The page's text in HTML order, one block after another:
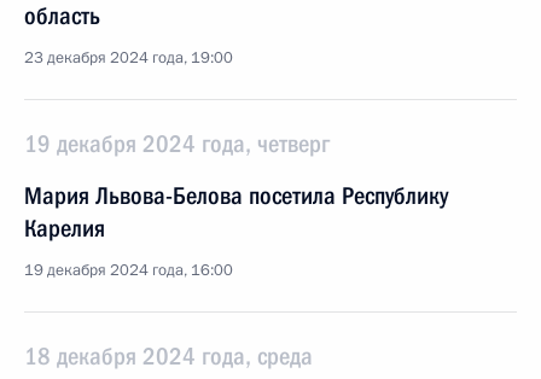
область
23 декабря 2024 года, 19:00
19 декабря 2024 года, четверг
Мария Львова-Белова посетила Республику
Карелия
19 декабря 2024 года, 16:00
18 декабря 2024 года, среда